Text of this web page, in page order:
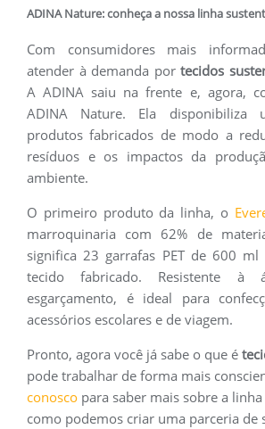
ADINA Nature: conheça a nossa linha
Com consumidores mais
atender à demanda portecidos
A ADINA saiu na frente e, agora,
ADINA Nature. Ela disponibiliza
produtos fabricados de modo a
resíduos e os impactos da
ambiente.
O primeiro produto da linha, o
marroquinaria com 62% de
significa 23 garrafas PET de 600
tecido fabricado. Resistente à
esgarçamento, é ideal para
acessórios escolares e de viagem.
Pronto, agora você já sabe o que é
pode trabalhar de forma mais
conosco para saber mais sobre a
como podemos criar uma parceria de